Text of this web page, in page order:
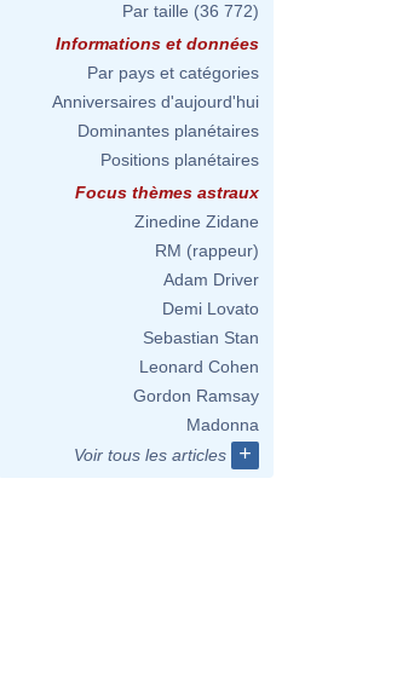
Par taille (36 772)
Informations et données
Par pays et catégories
Anniversaires d'aujourd'hui
Dominantes planétaires
Positions planétaires
Focus thèmes astraux
Zinedine Zidane
RM (rappeur)
Adam Driver
Demi Lovato
Sebastian Stan
Leonard Cohen
Gordon Ramsay
Madonna
Voir tous les articles
+